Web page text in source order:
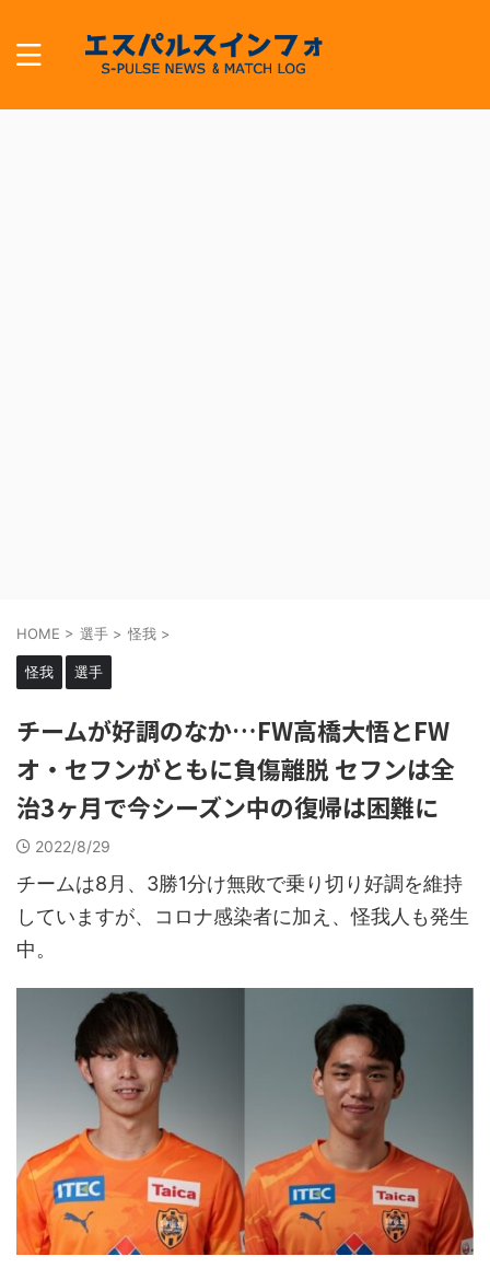
HOME > 選手 > 怪我 >
怪我 選手
チームが好調のなか…FW高橋大悟とFW
オ・セフンがともに負傷離脱 セフンは全
治3ヶ月で今シーズン中の復帰は困難に
2022/8/29
チームは8月、3勝1分け無敗で乗り切り好調を維持
していますが、コロナ感染者に加え、怪我人も発生
中。